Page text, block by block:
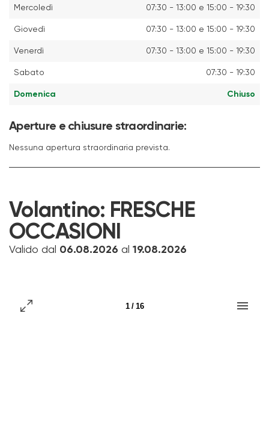
Mercoledì 07:30 - 13:00 e 15:00 - 19:30
Giovedì 07:30 - 13:00 e 15:00 - 19:30
Venerdì 07:30 - 13:00 e 15:00 - 19:30
Sabato 07:30 - 19:30
Domenica Chiuso
Aperture e chiusure straordinarie:
Nessuna apertura straordinaria prevista.
Volantino: FRESCHE
OCCASIONI
Valido dal 06.08.2026 al 19.08.2026